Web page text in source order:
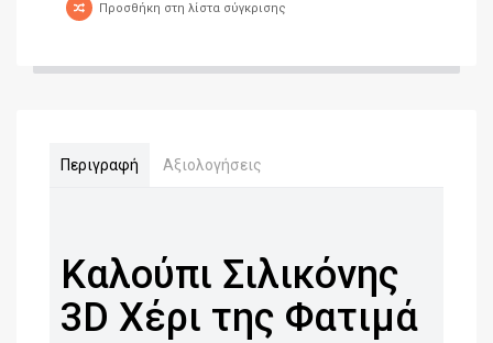
Προσθήκη στη λίστα σύγκρισης
Περιγραφή Αξιολογήσεις
Καλούπι Σιλικόνης
3D Χέρι της Φατιμά